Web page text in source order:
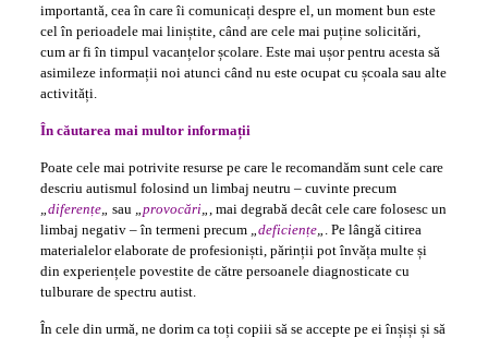
importantă, cea în care îi comunicați despre el, un moment bun este
cel în perioadele mai liniștite, când are cele mai puține solicitări,
cum ar fi în timpul vacanțelor școlare. Este mai ușor pentru acesta să
asimileze informații noi atunci când nu este ocupat cu școala sau alte
activități.
În căutarea mai multor informații
Poate cele mai potrivite resurse pe care le recomandăm sunt cele care
descriu autismul folosind un limbaj neutru – cuvinte precum
diferențe„ sau provocări„
, mai degrabă decât cele care folosesc un
limbaj negativ – în termeni precum
deficiențe„
. Pe lângă citirea
materialelor elaborate de profesioniști, părinții pot învăța multe și
din experiențele povestite de către persoanele diagnosticate cu
tulburare de spectru autist.
În cele din urmă, ne dorim ca toți copiii să se accepte pe ei înșiși și să